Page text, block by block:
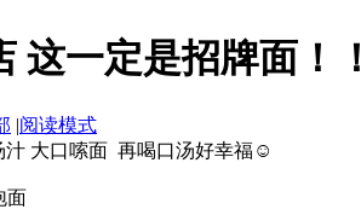
这一定是招牌面！！
|阅读模式
大口嗦面 再喝口汤好幸福☺️
面